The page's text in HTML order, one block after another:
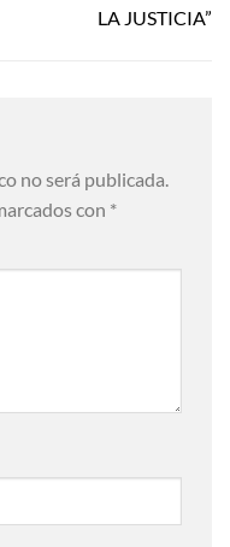
LA JUSTICIA”
no será publicada.
con *